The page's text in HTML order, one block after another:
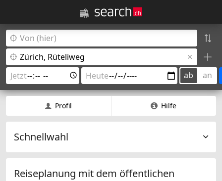
ab an
Profil Hilfe
Schnellwahl
Reiseplanung mit dem öffentlichen